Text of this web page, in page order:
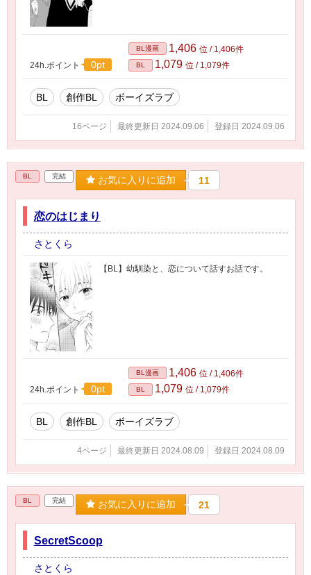
24h.ポイント 0pt
BL漫画 1,406 位 / 1,406件
BL 1,079 位 / 1,079件
BL 創作BL ボーイズラブ
16ページ 最終更新日 2024.09.06 登録日 2024.09.06
BL 完結 お気に入りに追加 11
恋のはじまり
さとくら
【BL】幼馴染と、恋について話すお話です。
24h.ポイント 0pt
BL漫画 1,406 位 / 1,406件
BL 1,079 位 / 1,079件
BL 創作BL ボーイズラブ
4ページ 最終更新日 2024.08.09 登録日 2024.08.09
BL 完結 お気に入りに追加 21
SecretScoop
さとくら